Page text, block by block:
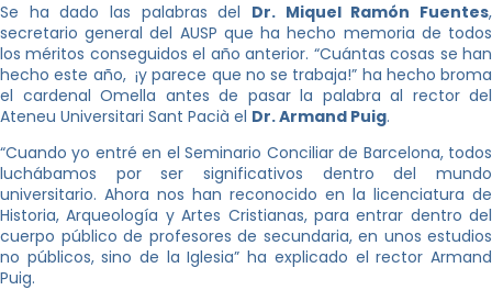
Se ha dado las palabras del Dr. Miquel Ramón Fuentes,
secretario general del AUSP que ha hecho memoria de todos
los méritos conseguidos el año anterior. “Cuántas cosas se han
hecho este año, ¡y parece que no se trabaja!” ha hecho broma
el cardenal Omella antes de pasar la palabra al rector del
Ateneu Universitari Sant Pacià el Dr. Armand Puig.
“Cuando yo entré en el Seminario Conciliar de Barcelona, todos
luchábamos por ser significativos dentro del mundo
universitario. Ahora nos han reconocido en la licenciatura de
Historia, Arqueología y Artes Cristianas, para entrar dentro del
cuerpo público de profesores de secundaria, en unos estudios
no públicos, sino de la Iglesia” ha explicado el rector Armand
Puig.